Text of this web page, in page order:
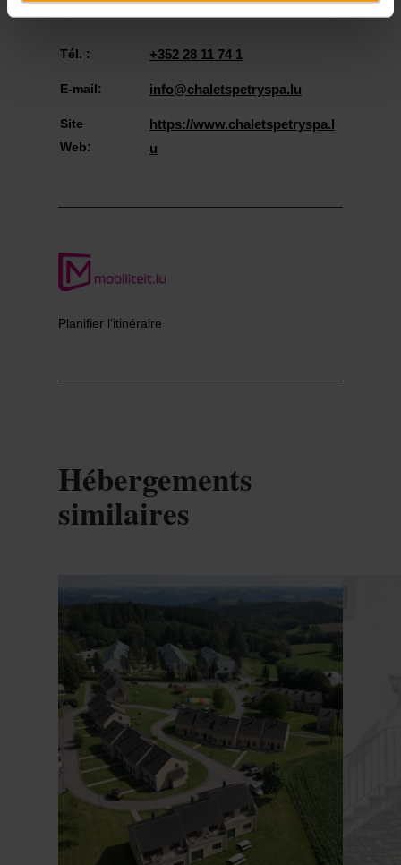
Afficher sur la carte
Tél. : +352 28 11 74 1
E-mail: info@chaletspetryspa.lu
Site
Web:
https://www.chaletspetryspa.l
u
Planifier l’itinéraire
Hébergements
similaires